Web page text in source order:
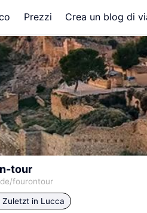
Prezzi Crea un blog di
tour
fourontour
Zuletzt in Lucca